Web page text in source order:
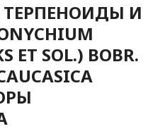
И
ET SOL.) BOBR.